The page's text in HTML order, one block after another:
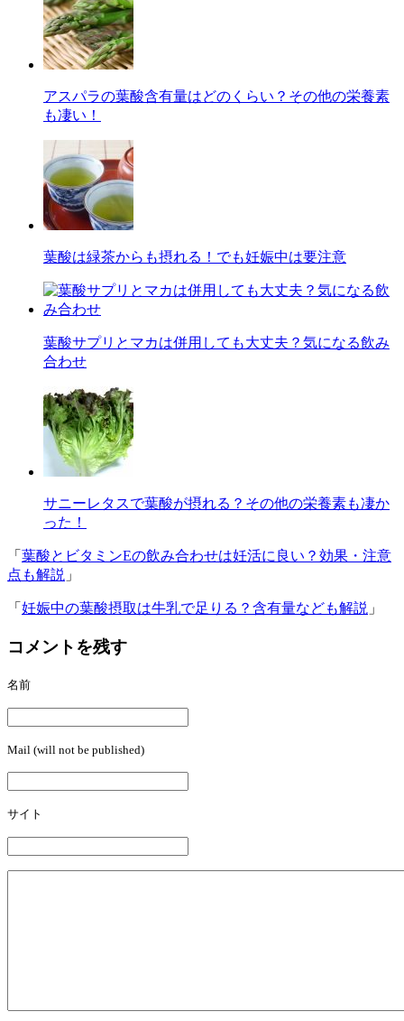
アスパラの葉酸含有量はどのくらい？その他の栄養素
も凄い！
葉酸は緑茶からも摂れる！でも妊娠中は要注意
葉酸サプリとマカは併用しても大丈夫？気になる飲み
合わせ
サニーレタスで葉酸が摂れる？その他の栄養素も凄か
った！
「 葉酸とビタミンEの飲み合わせは妊活に良い？効果・注意
点も解説 」
「 妊娠中の葉酸摂取は牛乳で足りる？含有量なども解説 」
コメントを残す
名前
Mail (will not be published)
サイト